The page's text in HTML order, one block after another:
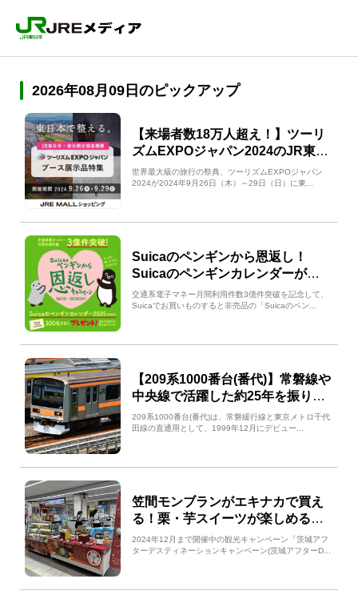
2026年08月09日のピックアップ
【来場者数18万人超え！】ツーリ
ズムEXPOジャパン2024のJR東日
本出展商品をご紹介
世界最大級の旅行の祭典、ツーリズムEXPOジャパン
2024が2024年9月26日（木）～29日（日）に東...
Suicaのペンギンから恩返し！
Suicaのペンギンカレンダーが当
たる！
交通系電子マネー月間利用件数3億件突破を記念して、
Suicaでお買いものすると非売品の「Suicaのペン...
【209系1000番台(番代)】常磐線や
中央線で活躍した約25年を振り返
る 気になる運用範囲は？
209系1000番台(番代)は、常磐緩行線と東京メトロ千代
田線の直通用として、1999年12月にデビュー...
笠間モンブランがエキナカで買え
る！栗・芋スイーツが楽しめる茨
城LABイベントをご紹介
2024年12月まで開催中の観光キャンペーン「茨城アフ
ターデスティネーションキャンペーン(茨城アフターD...